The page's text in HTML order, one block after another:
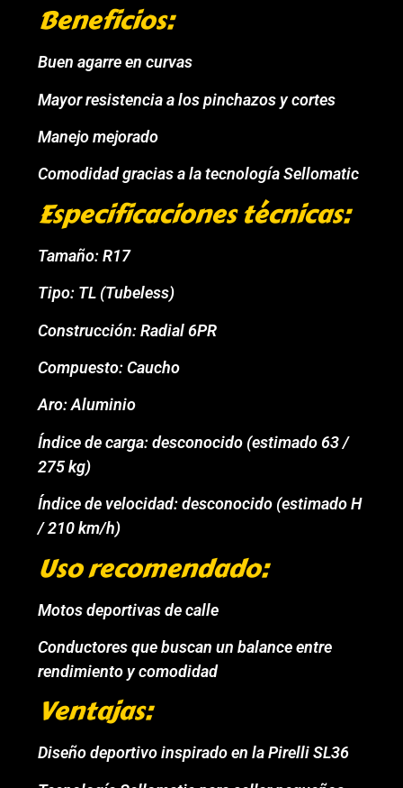
Beneficios:
Buen agarre en curvas
Mayor resistencia a los pinchazos y cortes
Manejo mejorado
Comodidad gracias a la tecnología Sellomatic
Especificaciones técnicas:
Tamaño: R17
Tipo: TL (Tubeless)
Construcción: Radial 6PR
Compuesto: Caucho
Aro: Aluminio
Índice de carga: desconocido (estimado 63 /
275 kg)
Índice de velocidad: desconocido (estimado H
/ 210 km/h)
Uso recomendado:
Motos deportivas de calle
Conductores que buscan un balance entre
rendimiento y comodidad
Ventajas:
Diseño deportivo inspirado en la Pirelli SL36